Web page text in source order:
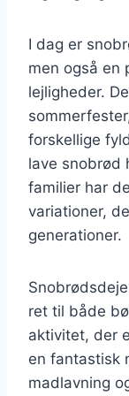
I dag er
men også en
lejligheder.
forskellige
lave snobrød
familier har
variationer,
generationer.
ret til både
aktivitet, der
en fantastisk
madlavning